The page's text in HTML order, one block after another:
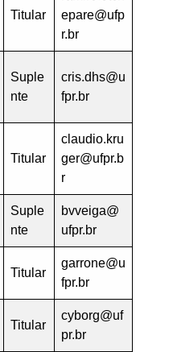
Titular
epare@ufp
r.br
Suple
nte
cris.dhs@u
fpr.br
Titular
claudio.kru
ger@ufpr.b
r
Suple
nte
bvveiga@
ufpr.br
Titular
garrone@u
fpr.br
Titular
cyborg@uf
pr.br